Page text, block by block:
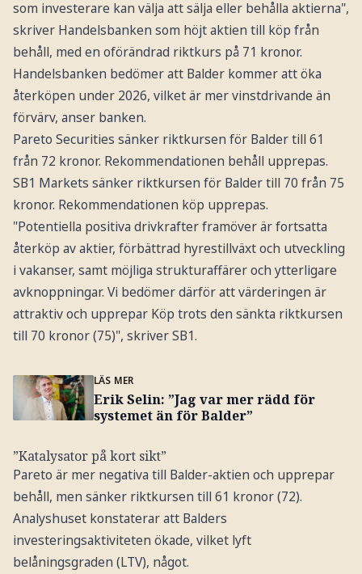
som investerare kan välja att sälja eller behålla aktierna",
skriver Handelsbanken som höjt aktien till köp från
behåll, med en oförändrad riktkurs på 71 kronor.
Handelsbanken bedömer att Balder kommer att öka
återköpen under 2026, vilket är mer vinstdrivande än
förvärv, anser banken.
Pareto Securities sänker riktkursen för Balder till 61
från 72 kronor. Rekommendationen behåll upprepas.
SB1 Markets sänker riktkursen för Balder till 70 från 75
kronor. Rekommendationen köp upprepas.
"Potentiella positiva drivkrafter framöver är fortsatta
återköp av aktier, förbättrad hyrestillväxt och utveckling
i vakanser, samt möjliga strukturaffärer och ytterligare
avknoppningar. Vi bedömer därför att värderingen är
attraktiv och upprepar Köp trots den sänkta riktkursen
till 70 kronor (75)", skriver SB1.
LÄS MER
Erik Selin: ”Jag var mer rädd för
systemet än för Balder”
”Katalysator på kort sikt”
Pareto är mer negativa till Balder-aktien och upprepar
behåll, men sänker riktkursen till 61 kronor (72).
Analyshuset konstaterar att Balders
investeringsaktiviteten ökade, vilket lyft
belåningsgraden (LTV), något.